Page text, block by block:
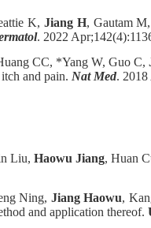
K, Jiang H, Gautam
. 2022
CC, *Yang W, Guo C,
and pain. Nat Med.
Liu, Haowu Jiang, Huan
Ning, Jiang Haowu,
and application thereof.